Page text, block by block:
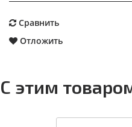
Сравнить
Отложить
С этим